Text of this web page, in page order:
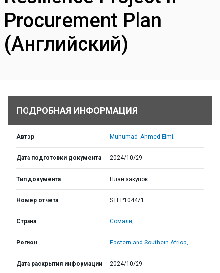
Procurement Plan
(Английский)
ПОДРОБНАЯ ИНФОРМАЦИЯ
Автор Muhumad, Ahmed Elmi;
Дата подготовки документа 2024/10/29
Тип документа План закупок
Номер отчета STEP104471
Страна Сомали,
Регион Eastern and Southern Africa,
Дата раскрытия информации 2024/10/29